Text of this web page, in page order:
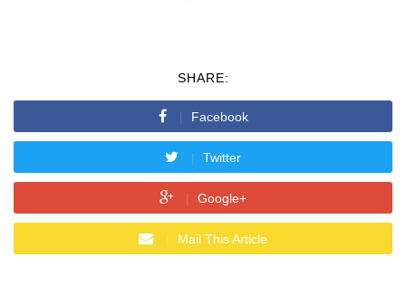
SHARE:
Facebook
Twitter
Google+
Mail This Article